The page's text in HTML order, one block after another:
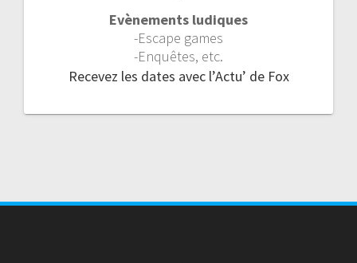
Evènements ludiques
-Escape games
-Enquêtes, etc.
Recevez les dates avec l’Actu’ de Fox